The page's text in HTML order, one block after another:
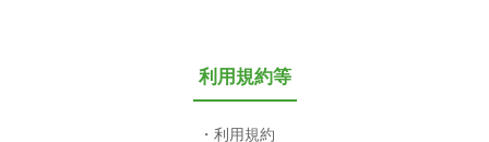
利用規約等
利用規約